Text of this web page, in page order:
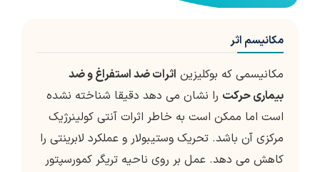
مکانیسم اثر
مکانیسمی که بوکلیزین اثرات ضد استفراغ و ضد
بیماری حرکت را نشان می دهد دقیقا شناخته نشده
است اما ممکن است به خاطر اثرات آنتی کولینرژیک
مرکزی آن باشد. تحریک وستیبولار و عملکرد لابرینتی را
کاهش می دهد. عمل بر روی ناحیه تریگر کمورسپتور